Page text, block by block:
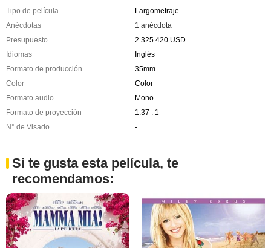
Tipo de película
Largometraje
Anécdotas
1 anécdota
Presupuesto
2 325 420 USD
Idiomas
Inglés
Formato de producción
35mm
Color
Color
Formato audio
Mono
Formato de proyección
1.37 : 1
N° de Visado
-
Si te gusta esta película, te
recomendamos: